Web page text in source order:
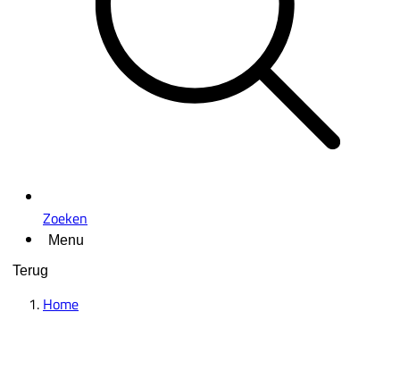
Zoeken
Menu
Terug
Home